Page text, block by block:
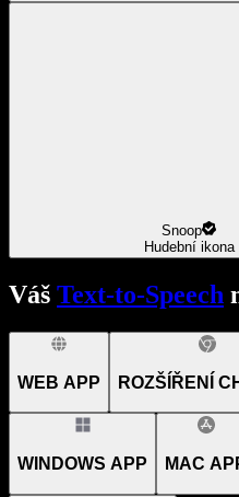
Snoop
Hudební ikona
Váš Text-to-Speech
WEB APP ROZŠÍŘENÍ
WINDOWS APP MAC